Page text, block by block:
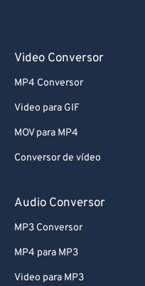
Video Conversor
MP4 Conversor
Video para GIF
MOV para MP4
Conversor de vídeo
Audio Conversor
MP3 Conversor
MP4 para MP3
Video para MP3